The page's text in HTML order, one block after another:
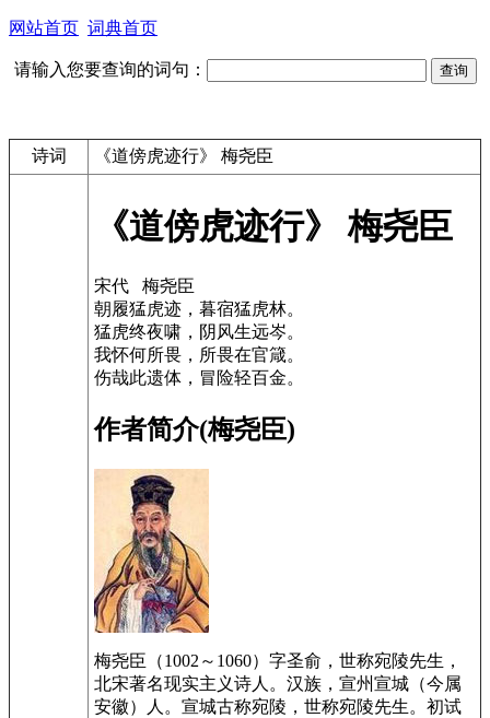
网站首页 词典首页
请输入您要查询的词句：
诗词 《道傍虎迹行》 梅尧臣
《道傍虎迹行》 梅尧臣
宋代 梅尧臣
朝履猛虎迹，暮宿猛虎林。
猛虎终夜啸，阴风生远岑。
我怀何所畏，所畏在官箴。
伤哉此遗体，冒险轻百金。
作者简介(梅尧臣)
梅尧臣（1002～1060）字圣俞，世称宛陵先生，
北宋著名现实主义诗人。汉族，宣州宣城（今属
安徽）人。宣城古称宛陵，世称宛陵先生。初试